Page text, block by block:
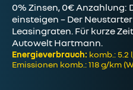
0% Zinsen, 0€ Anzahlung:
einsteigen – Der
Leasingraten. Für kurze
Autowelt Hartmann.
Energieverbrauch: komb.: 5.2
Emissionen komb.: 118 g/km